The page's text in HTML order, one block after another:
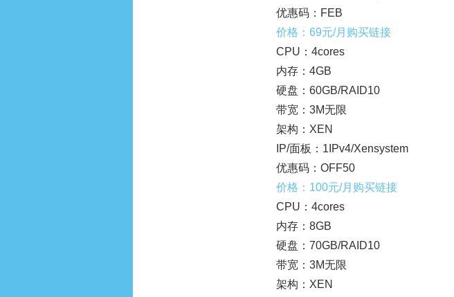
优惠码：FEB
价格：69元/月购买链接
CPU：4cores
内存：4GB
硬盘：60GB/RAID10
带宽：3M无限
架构：XEN
IP/面板：1IPv4/Xensystem
优惠码：OFF50
价格：100元/月购买链接
CPU：4cores
内存：8GB
硬盘：70GB/RAID10
带宽：3M无限
架构：XEN